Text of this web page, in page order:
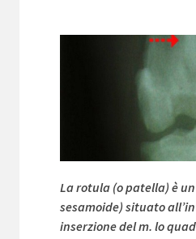
La rotula (o patella) è un
sesamoide) situato
inserzione del m. lo